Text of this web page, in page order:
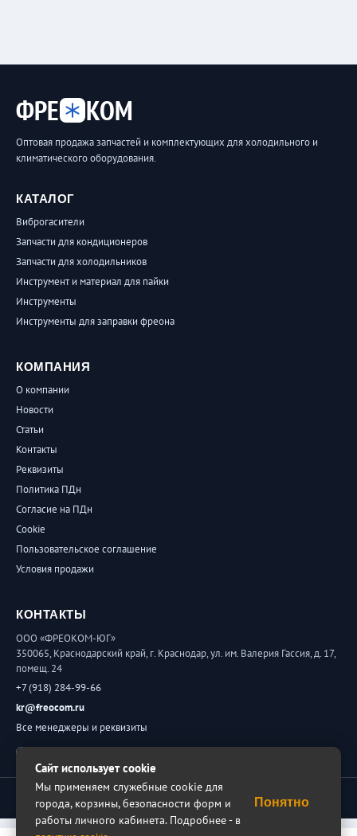
ФРЕ КОМ
Оптовая продажа запчастей и комплектующих для холодильного и
климатического оборудования.
КАТАЛОГ
Виброгасители
Запчасти для кондиционеров
Запчасти для холодильников
Инструмент и материал для пайки
Инструменты
Инструменты для заправки фреона
КОМПАНИЯ
О компании
Новости
Статьи
Контакты
Реквизиты
Политика ПДн
Согласие на ПДн
Cookie
Пользовательское соглашение
Условия продажи
КОНТАКТЫ
ООО «ФРЕОКОМ-ЮГ»
350065, Краснодарский край, г. Краснодар, ул. им. Валерия Гассия, д. 17,
помещ. 24
+7 (918) 284-99-66
kr@freocom.ru
Все менеджеры и реквизиты
Обратная связь
© 2026 ФРЕОКОМ. Все права защищены.
Сайт использует cookie
Мы применяем служебные cookie для
города, корзины, безопасности форм и
работы личного кабинета. Подробнее - в
Понятно